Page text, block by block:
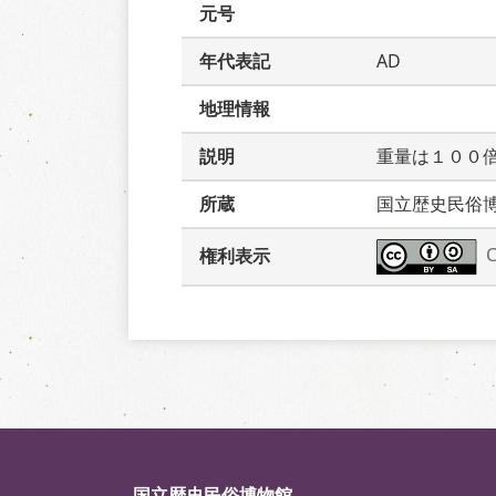
元号
年代表記
AD
地理情報
説明
重量は１００
所蔵
国立歴史民俗
権利表示